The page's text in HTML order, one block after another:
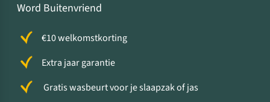
Word Buitenvriend
€10 welkomstkorting
Extra jaar garantie
Gratis wasbeurt voor je slaapzak of jas